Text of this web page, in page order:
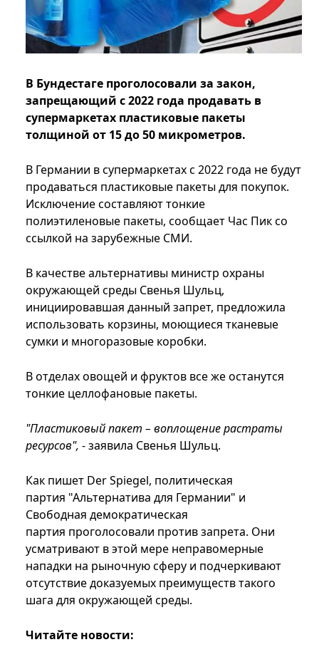
В Бундестаге проголосовали за закон,
запрещающий с 2022 года продавать в
супермаркетах пластиковые пакеты
толщиной от 15 до 50 микрометров.
В Германии в супермаркетах с 2022 года не будут
продаваться пластиковые пакеты для покупок.
Исключение составляют тонкие
полиэтиленовые пакеты, сообщает Час Пик со
ссылкой на зарубежные СМИ.
В качестве альтернативы министр охраны
окружающей среды Свенья Шульц,
инициировавшая данный запрет, предложила
использовать корзины, моющиеся тканевые
сумки и многоразовые коробки.
В отделах овощей и фруктов все же останутся
тонкие целлофановые пакеты.
"Пластиковый пакет – воплощение растраты
ресурсов", - заявила Свенья Шульц.
Как пишет Der Spiegel, политическая
партия "Альтернатива для Германии" и
Свободная демократическая
партия проголосовали против запрета. Они
усматривают в этой мере неправомерные
нападки на рыночную сферу и подчеркивают
отсутствие доказуемых преимуществ такого
шага для окружающей среды.
Читайте новости: